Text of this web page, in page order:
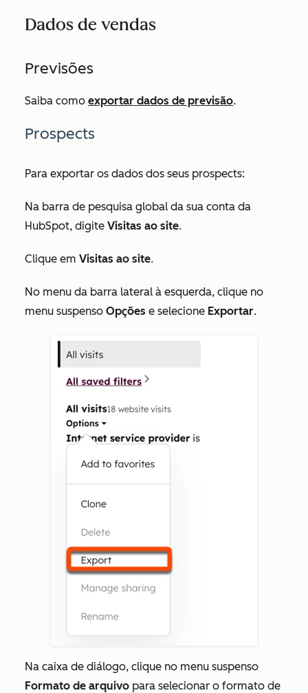
Dados de vendas
Previsões
Saiba como exportar dados de previsão.
Prospects
Para exportar os dados dos seus prospects:
Na barra de pesquisa global da sua conta da
HubSpot, digite Visitas ao site.
Clique em Visitas ao site.
No menu da barra lateral à esquerda, clique no
menu suspenso Opções e selecione Exportar.
Na caixa de diálogo, clique no menu suspenso
Formato de arquivo para selecionar o formato de